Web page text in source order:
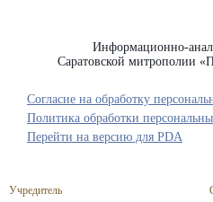
Информационно-
Саратовской митрополии
Учредитель
Согласие на обработку
Политика обработки
Перейти на версию для PDA